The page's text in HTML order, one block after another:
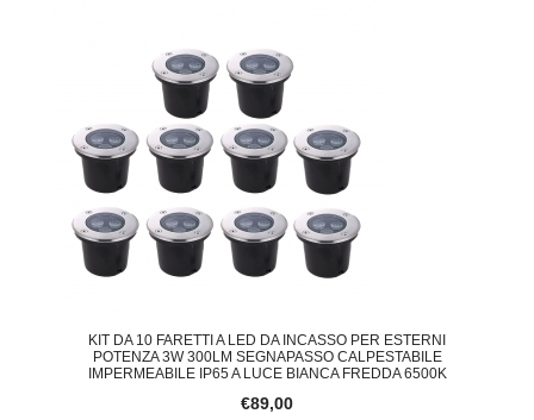
KIT DA 10 FARETTI A LED DA INCASSO PER ESTERNI
POTENZA 3W 300LM SEGNAPASSO CALPESTABILE
IMPERMEABILE IP65 A LUCE BIANCA FREDDA 6500K
€89,00